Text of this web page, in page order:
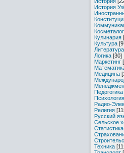
История
Кулинария
Культура
Литература
Логика [30]
Маркетинг
Медицина
Педогогика
Психология
Радио-
Религия
Русский
Сельское
Статистика
Техника